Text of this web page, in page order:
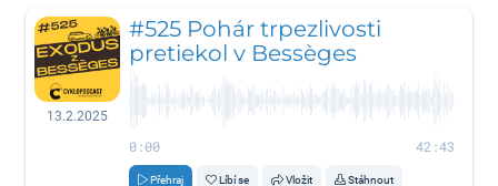
13.2.2025
#525 Pohár trpezlivosti
pretiekol v Bessèges
0:00 42:43
Přehraj Líbí se Vložit Stáhnout